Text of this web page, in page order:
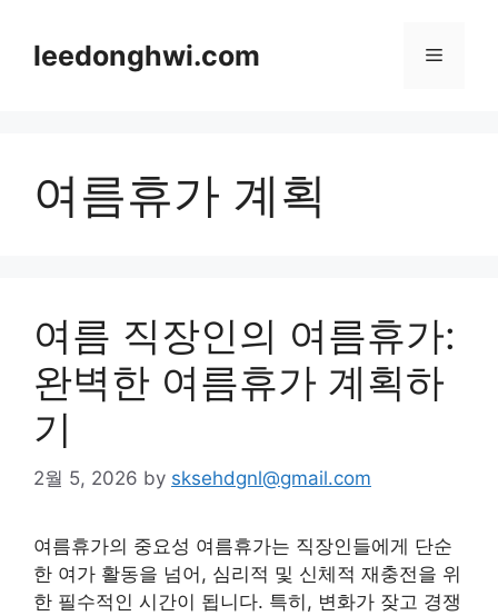
contentleedonghwi.com Menu
여름휴가 계획
여름 직장인의 여름휴가:
완벽한 여름휴가 계획하
기
2월 5, 2026 by sksehdgnl@gmail.com
여름휴가의 중요성 여름휴가는 직장인들에게 단순
한 여가 활동을 넘어, 심리적 및 신체적 재충전을 위
한 필수적인 시간이 됩니다. 특히, 변화가 잦고 경쟁